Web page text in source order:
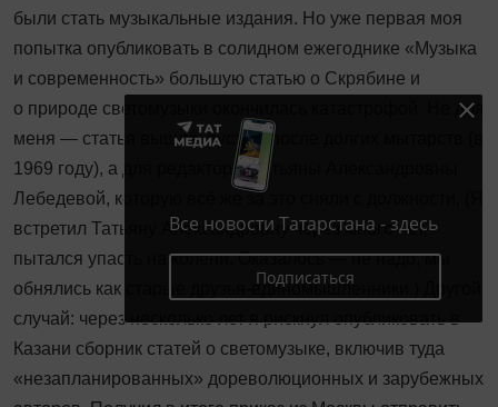
были стать музыкальные издания. Но уже первая моя
попытка опубликовать в солидном ежегоднике «Музыка
и современность» большую статью о Скрябине и
о природе светомузыки окончилась катастрофой. Не для
меня — статья вышла, пусть и после долгих мытарств (в
1969 году), а для редактора, Татьяны Александровны
Лебедевой, которую всё же за это сняли с должности. (Я
встретил Татьяну Александровну через много лет,
пытался упасть на колени. Оказалось — не надо, мы
обнялись как старые друзья‑единомышленники.) Другой
случай: через несколько лет я рискнул опубликовать в
Казани сборник статей о светомузыке, включив туда
«незапланированных» дореволюционных и зарубежных
Все новости Татарстана - здесь
Подписаться